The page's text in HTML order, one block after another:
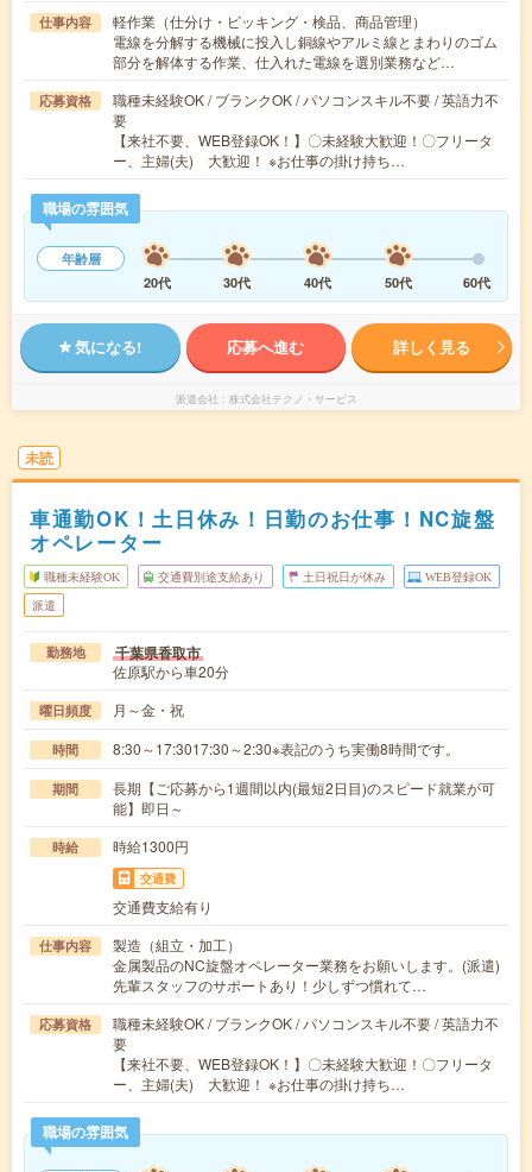
仕事内容
軽作業（仕分け・ピッキング・検品、商品管理）
電線を分解する機械に投入し銅線やアルミ線とまわりのゴム
部分を解体する作業、仕入れた電線を選別業務など…
応募資格
職種未経験OK / ブランクOK / パソコンスキル不要 / 英語力不
要
【来社不要、WEB登録OK！】〇未経験大歓迎！〇フリータ
ー、主婦(夫) 大歓迎！ ※お仕事の掛け持ち…
職場の雰囲気
年齢層
20代
30代 40代 50代 60代
気になる! 応募へ進む 詳しく見る
派遣会社 株式会社テクノ・サービス
未読
車通勤OK！土日休み！日勤のお仕事！NC旋盤
オペレーター
職種未経験OK 交通費別途支給あり 土日祝日が休み WEB登録OK
派遣
勤務地 千葉県香取市
佐原駅から車20分
曜日頻度 月～金・祝
時間 8:30～17:3017:30～2:30※表記のうち実働8時間です。
期間
長期【ご応募から1週間以内(最短2日目)のスピード就業が可
能】即日～
時給 時給1300円
交通費
交通費支給有り
仕事内容
製造（組立・加工）
金属製品のNC旋盤オペレーター業務をお願いします。(派遣)
先輩スタッフのサポートあり！少しずつ慣れて…
応募資格
職種未経験OK / ブランクOK / パソコンスキル不要 / 英語力不
要
【来社不要、WEB登録OK！】〇未経験大歓迎！〇フリータ
ー、主婦(夫) 大歓迎！ ※お仕事の掛け持ち…
職場の雰囲気